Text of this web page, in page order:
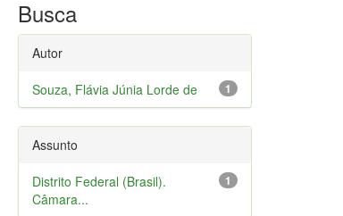
Busca
Autor
1
Souza, Flávia Júnia Lorde de
Assunto
1
Distrito Federal (Brasil).
Câmara...